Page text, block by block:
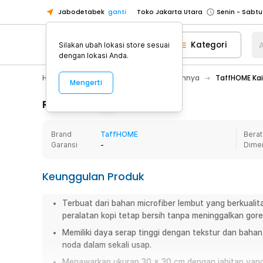
Jabodetabek ganti Toko Jakarta Utara
Toko Tangerang
Toko Cikupa
Pick n Go Jakarta Barat
Senin -
Pick n Go Bekasi
Senin - Jumat
Senin - Jumat
Senin -
Toko Jakarta Barat
Senin -
Toko Tangerang
Pick n Go Jakarta Barat
Senin -
Senin - Jumat
Pick n Go Depok
Senin - Jumat
Kategori
Hobby Mobil Aksesoris Mobil Lainnya TaffHOME
Rincian Produk
Brand
TaffHOME
Garansi
-
Keunggulan Produk
Terbuat dari bahan microfiber lembut yang
peralatan kopi tetap bersih tanpa meninggalkan
Memiliki daya serap tinggi dengan tekstur dan
noda dalam sekali usap.
Silakan ubah lokasi store sesuai
dengan lokasi Anda.
Mengerti